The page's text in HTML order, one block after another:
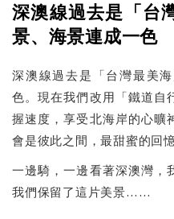
深澳線過去是「台
景、海景連成一色
深澳線過去是「台灣最美
色。現在我們改用「鐵道自
握速度，享受北海岸的心曠
會是彼此之間，最甜蜜的回憶
一邊騎，一邊看著深澳灣，
我們保留了這片美景……